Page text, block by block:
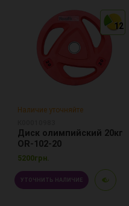
12
12
12
Наличие уточняйте
Диск олимпийский 20кг
OR-102-20
5200грн.
УТОЧНИТЬ НАЛИЧИЕ